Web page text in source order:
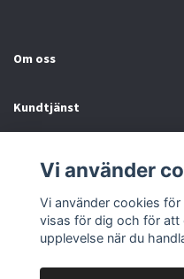
Om oss
Kundtjänst
Sociala medier
Vi använder
Vi använder cookies
visas för dig och för att
upplevelse när du